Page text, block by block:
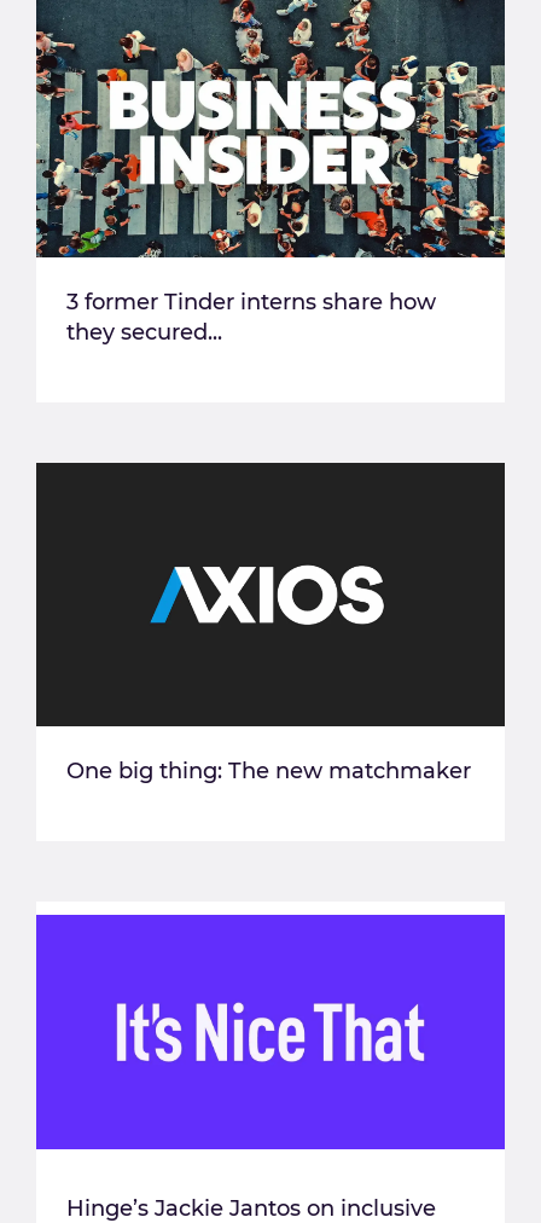
3 former Tinder interns share how
they secured...
One big thing: The new matchmaker
Hinge’s Jackie Jantos on inclusive